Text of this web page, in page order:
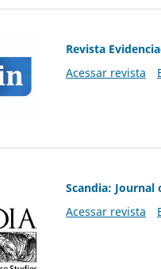
Revista
Acessar revista
Scandia: Journal
Acessar revista